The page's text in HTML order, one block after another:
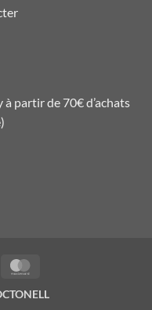
partir de 70€ d’achats